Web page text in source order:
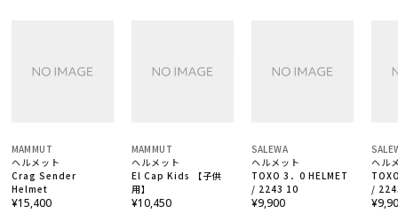
MAMMUT
ヘルメット
Crag Sender
Helmet
¥15,400
MAMMUT
ヘルメット
El Cap Kids 【子供
用】
¥10,450
SALEWA
ヘルメット
TOXO 3．0 HELMET
/ 2243 10
¥9,900
ヘル
/